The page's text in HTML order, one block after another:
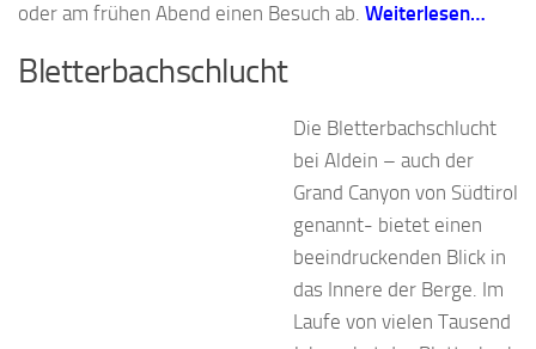
oder am frühen Abend einen Besuch ab. Weiterlesen…
Bletterbachschlucht
Die Bletterbachschlucht
bei Aldein – auch der
Grand Canyon von Südtirol
genannt- bietet einen
beeindruckenden Blick in
das Innere der Berge. Im
Laufe von vielen Tausend